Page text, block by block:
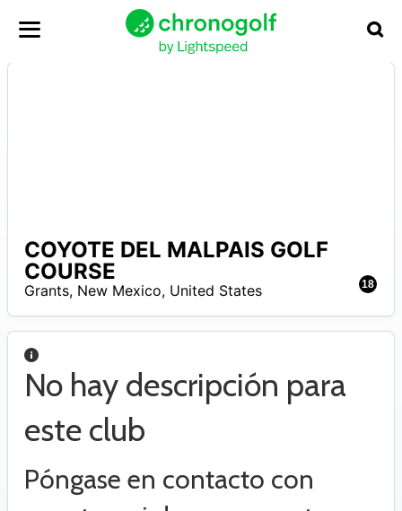
18
COYOTE DEL MALPAIS GOLF
COURSE
Grants, New Mexico, United States
No hay descripción para
este club
Póngase en contacto con